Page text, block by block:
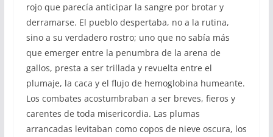
rojo que parecía anticipar la sangre por brotar y
derramarse. El pueblo despertaba, no a la rutina,
sino a su verdadero rostro; uno que no sabía más
que emerger entre la penumbra de la arena de
gallos, presta a ser trillada y revuelta entre el
plumaje, la caca y el flujo de hemoglobina humeante.
Los combates acostumbraban a ser breves, fieros y
carentes de toda misericordia. Las plumas
arrancadas levitaban como copos de nieve oscura, los